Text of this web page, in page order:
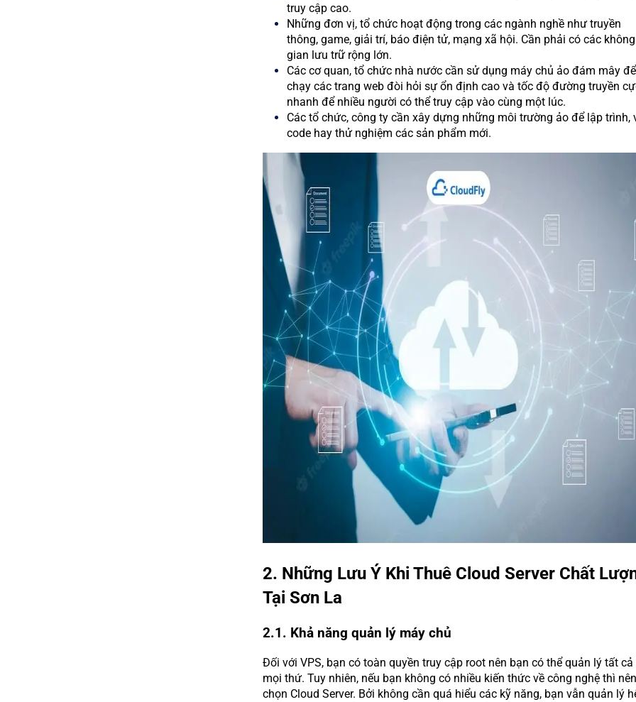
truy cập cao.
Những đơn vị, tổ chức hoạt động trong các ngành nghề như truyền
thông, game, giải trí, báo điện tử, mạng xã hội. Cần phải có các không
gian lưu trữ rộng lớn.
Các cơ quan, tổ chức nhà nước cần sử dụng máy chủ ảo đám mây để
chạy các trang web đòi hỏi sự ổn định cao và tốc độ đường truyền
nhanh để nhiều người có thể truy cập vào cùng một lúc.
Các tổ chức, công ty cần xây dựng những môi trường ảo để lập trình,
code hay thử nghiệm các sản phẩm mới.
2. Những Lưu Ý Khi Thuê Cloud Server Chất
Tại Sơn La
2.1. Khả năng quản lý máy chủ
Đối với VPS, bạn có toàn quyền truy cập root nên bạn có thể quản lý tất cả
mọi thứ. Tuy nhiên, nếu bạn không có nhiều kiến thức về công nghệ thì nên
chọn Cloud Server. Bởi không cần quá hiểu các kỹ năng, bạn vẫn quản lý